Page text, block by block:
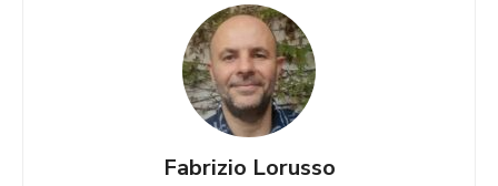
Fabrizio Lorusso